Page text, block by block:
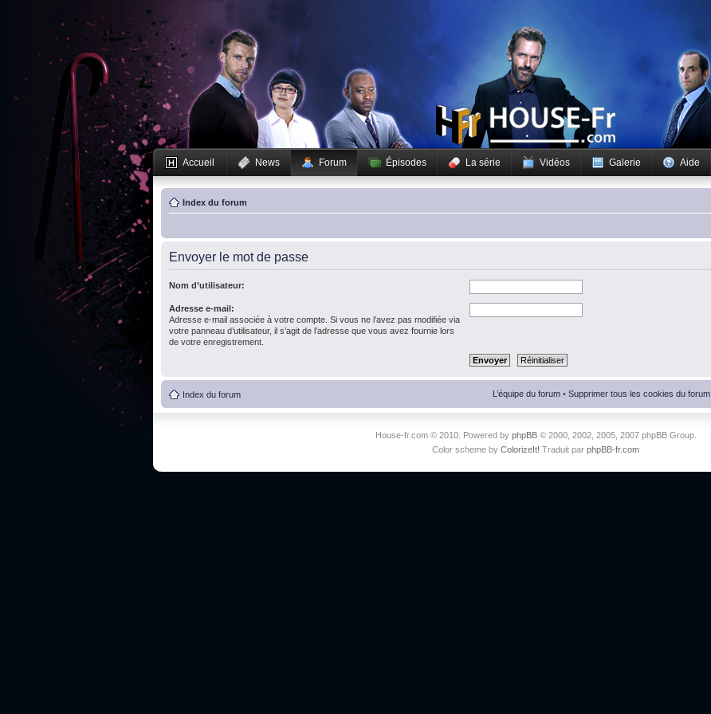
Accueil News Forum Épisodes La série Vidéos Galerie Aide
Index du forum
Envoyer le mot de passe
Nom d’utilisateur:
Adresse e-mail:
Adresse e-mail associée à votre compte. Si vous ne l’avez pas modifiée via
votre panneau d’utilisateur, il s’agit de l’adresse que vous avez fournie lors
de votre enregistrement.
Index du forum L’équipe du forum • Supprimer tous les cookies du forum
House-fr.com © 2010. Powered by phpBB© 2000, 2002, 2005, 2007 phpBB Group.
Color scheme by ColorizeIt! Traduit par phpBB-fr.com